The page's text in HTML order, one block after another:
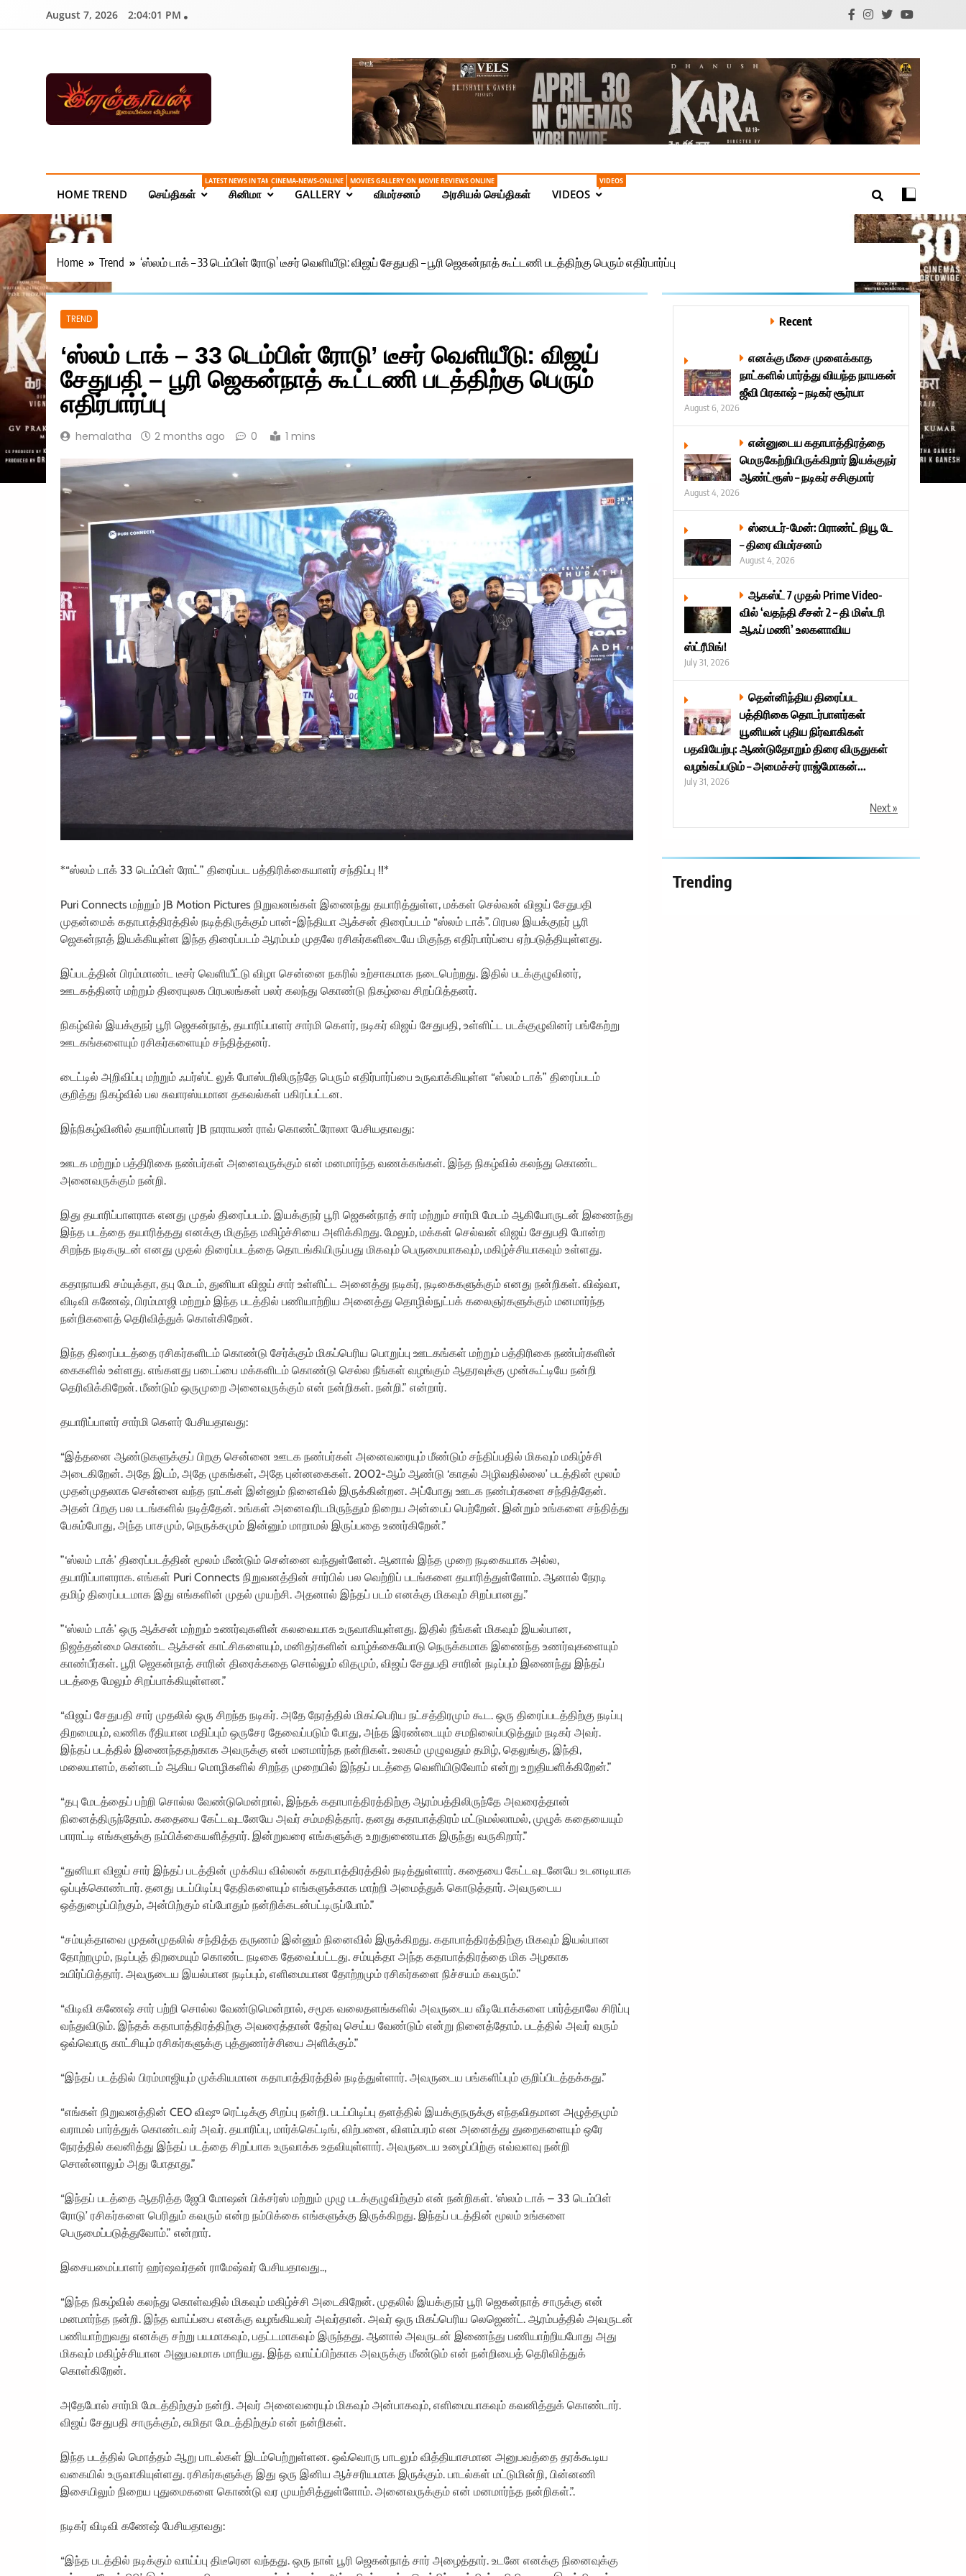
August 7, 2026 2:04:02 PM
Ilanchoorian.com – Tamil News | Health | Tamil Cinema | Technology
| Sports News
HOME TREND செய்திகள்
LATEST NEWS IN TAMIL ONLINE
சினிமா
CINEMA-NEWS-ONLINE
GALLERY
MOVIES GALLERY ONLINE
விமர்சனம்
MOVIE REVIEWS ONLINE
அரசியல் செய்திகள் VIDEOS
VIDEOS
Home Trend ‘ஸ்லம் டாக் – 33 டெம்பிள் ரோடு’ டீசர் வெளியீடு: விஜய் சேதுபதி – பூரி ஜெகன்நாத் கூட்டணி படத்திற்கு பெரும் எதிர்பார்ப்பு
TREND
‘ஸ்லம் டாக் – 33 டெம்பிள் ரோடு’ டீசர் வெளியீடு: விஜய்
சேதுபதி – பூரி ஜெகன்நாத் கூட்டணி படத்திற்கு பெரும்
எதிர்பார்ப்பு
hemalatha 2 months ago 0 1 mins
*“ஸ்லம் டாக் 33 டெம்பிள் ரோட்” திரைப்பட பத்திரிக்கையாளர் சந்திப்பு !!*
Puri Connects மற்றும் JB Motion Pictures நிறுவனங்கள் இணைந்து தயாரித்துள்ள, மக்கள் செல்வன் விஜய் சேதுபதி
முதன்மைக் கதாபாத்திரத்தில் நடித்திருக்கும் பான்-இந்தியா ஆக்சன் திரைப்படம் “ஸ்லம் டாக்”. பிரபல இயக்குநர் பூரி
ஜெகன்நாத் இயக்கியுள்ள இந்த திரைப்படம் ஆரம்பம் முதலே ரசிகர்களிடையே மிகுந்த எதிர்பார்ப்பை ஏற்படுத்தியுள்ளது.
இப்படத்தின் பிரம்மாண்ட டீசர் வெளியீட்டு விழா சென்னை நகரில் உற்சாகமாக நடைபெற்றது. இதில் படக்குழுவினர்,
ஊடகத்தினர் மற்றும் திரையுலக பிரபலங்கள் பலர் கலந்து கொண்டு நிகழ்வை சிறப்பித்தனர்.
நிகழ்வில் இயக்குநர் பூரி ஜெகன்நாத், தயாரிப்பாளர் சார்மி கௌர், நடிகர் விஜய் சேதுபதி, உள்ளிட்ட படக்குழுவினர் பங்கேற்று
ஊடகங்களையும் ரசிகர்களையும் சந்தித்தனர்.
டைட்டில் அறிவிப்பு மற்றும் ஃபர்ஸ்ட் லுக் போஸ்டரிலிருந்தே பெரும் எதிர்பார்ப்பை உருவாக்கியுள்ள “ஸ்லம் டாக்” திரைப்படம்
குறித்து நிகழ்வில் பல சுவாரஸ்யமான தகவல்கள் பகிரப்பட்டன.
இந்நிகழ்வினில் தயாரிப்பாளர் JB நாராயண் ராவ் கொண்ட்ரோலா பேசியதாவது:
ஊடக மற்றும் பத்திரிகை நண்பர்கள் அனைவருக்கும் என் மனமார்ந்த வணக்கங்கள். இந்த நிகழ்வில் கலந்து கொண்ட
அனைவருக்கும் நன்றி.
இது தயாரிப்பாளராக எனது முதல் திரைப்படம். இயக்குநர் பூரி ஜெகன்நாத் சார் மற்றும் சார்மி மேடம் ஆகியோருடன் இணைந்து
இந்த படத்தை தயாரித்தது எனக்கு மிகுந்த மகிழ்ச்சியை அளிக்கிறது. மேலும், மக்கள் செல்வன் விஜய் சேதுபதி போன்ற
சிறந்த நடிகருடன் எனது முதல் திரைப்படத்தை தொடங்கியிருப்பது மிகவும் பெருமையாகவும், மகிழ்ச்சியாகவும் உள்ளது.
கதாநாயகி சம்யுக்தா, தபு மேடம், துனியா விஜய் சார் உள்ளிட்ட அனைத்து நடிகர், நடிகைகளுக்கும் எனது நன்றிகள். விஷ்வா,
விடிவி கணேஷ், பிரம்மாஜி மற்றும் இந்த படத்தில் பணியாற்றிய அனைத்து தொழில்நுட்பக் கலைஞர்களுக்கும் மனமார்ந்த
நன்றிகளைத் தெரிவித்துக் கொள்கிறேன்.
இந்த திரைப்படத்தை ரசிகர்களிடம் கொண்டு சேர்க்கும் மிகப்பெரிய பொறுப்பு ஊடகங்கள் மற்றும் பத்திரிகை நண்பர்களின்
கைகளில் உள்ளது. எங்களது படைப்பை மக்களிடம் கொண்டு செல்ல நீங்கள் வழங்கும் ஆதரவுக்கு முன்கூட்டியே நன்றி
தெரிவிக்கிறேன். மீண்டும் ஒருமுறை அனைவருக்கும் என் நன்றிகள். நன்றி.” என்றார்.
தயாரிப்பாளர் சார்மி கௌர் பேசியதாவது:
“இத்தனை ஆண்டுகளுக்குப் பிறகு சென்னை ஊடக நண்பர்கள் அனைவரையும் மீண்டும் சந்திப்பதில் மிகவும் மகிழ்ச்சி
அடைகிறேன். அதே இடம், அதே முகங்கள், அதே புன்னகைகள். 2002-ஆம் ஆண்டு ‘காதல் அழிவதில்லை’ படத்தின் மூலம்
முதன்முதலாக சென்னை வந்த நாட்கள் இன்னும் நினைவில் இருக்கின்றன. அப்போது ஊடக நண்பர்களை சந்தித்தேன்.
அதன் பிறகு பல படங்களில் நடித்தேன். உங்கள் அனைவரிடமிருந்தும் நிறைய அன்பைப் பெற்றேன். இன்றும் உங்களை சந்தித்து
பேசும்போது, அந்த பாசமும், நெருக்கமும் இன்னும் மாறாமல் இருப்பதை உணர்கிறேன்.”
”‘ஸ்லம் டாக்’ திரைப்படத்தின் மூலம் மீண்டும் சென்னை வந்துள்ளேன். ஆனால் இந்த முறை நடிகையாக அல்ல,
தயாரிப்பாளராக. எங்கள் Puri Connects நிறுவனத்தின் சார்பில் பல வெற்றிப் படங்களை தயாரித்துள்ளோம். ஆனால் நேரடி
தமிழ் திரைப்படமாக இது எங்களின் முதல் முயற்சி. அதனால் இந்தப் படம் எனக்கு மிகவும் சிறப்பானது.”
”‘ஸ்லம் டாக்’ ஒரு ஆக்சன் மற்றும் உணர்வுகளின் கலவையாக உருவாகியுள்ளது. இதில் நீங்கள் மிகவும் இயல்பான,
நிஜத்தன்மை கொண்ட ஆக்சன் காட்சிகளையும், மனிதர்களின் வாழ்க்கையோடு நெருக்கமாக இணைந்த உணர்வுகளையும்
காண்பீர்கள். பூரி ஜெகன்நாத் சாரின் திரைக்கதை சொல்லும் விதமும், விஜய் சேதுபதி சாரின் நடிப்பும் இணைந்து இந்தப்
படத்தை மேலும் சிறப்பாக்கியுள்ளன.”
“விஜய் சேதுபதி சார் முதலில் ஒரு சிறந்த நடிகர். அதே நேரத்தில் மிகப்பெரிய நட்சத்திரமும் கூட. ஒரு திரைப்படத்திற்கு நடிப்பு
திறமையும், வணிக ரீதியான மதிப்பும் ஒருசேர தேவைப்படும் போது, அந்த இரண்டையும் சமநிலைப்படுத்தும் நடிகர் அவர்.
இந்தப் படத்தில் இணைந்ததற்காக அவருக்கு என் மனமார்ந்த நன்றிகள். உலகம் முழுவதும் தமிழ், தெலுங்கு, இந்தி,
மலையாளம், கன்னடம் ஆகிய மொழிகளில் சிறந்த முறையில் இந்தப் படத்தை வெளியிடுவோம் என்று உறுதியளிக்கிறேன்.”
“தபு மேடத்தைப் பற்றி சொல்ல வேண்டுமென்றால், இந்தக் கதாபாத்திரத்திற்கு ஆரம்பத்திலிருந்தே அவரைத்தான்
நினைத்திருந்தோம். கதையை கேட்டவுடனேயே அவர் சம்மதித்தார். தனது கதாபாத்திரம் மட்டுமல்லாமல், முழுக் கதையையும்
பாராட்டி எங்களுக்கு நம்பிக்கையளித்தார். இன்றுவரை எங்களுக்கு உறுதுணையாக இருந்து வருகிறார்.”
“துனியா விஜய் சார் இந்தப் படத்தின் முக்கிய வில்லன் கதாபாத்திரத்தில் நடித்துள்ளார். கதையை கேட்டவுடனேயே உடனடியாக
ஒப்புக்கொண்டார். தனது படப்பிடிப்பு தேதிகளையும் எங்களுக்காக மாற்றி அமைத்துக் கொடுத்தார். அவருடைய
ஒத்துழைப்பிற்கும், அன்பிற்கும் எப்போதும் நன்றிக்கடன்பட்டிருப்போம்.”
“சம்யுக்தாவை முதன்முதலில் சந்தித்த தருணம் இன்னும் நினைவில் இருக்கிறது. கதாபாத்திரத்திற்கு மிகவும் இயல்பான
தோற்றமும், நடிப்புத் திறமையும் கொண்ட நடிகை தேவைப்பட்டது. சம்யுக்தா அந்த கதாபாத்திரத்தை மிக அழகாக
உயிர்ப்பித்தார். அவருடைய இயல்பான நடிப்பும், எளிமையான தோற்றமும் ரசிகர்களை நிச்சயம் கவரும்.”
“விடிவி கணேஷ் சார் பற்றி சொல்ல வேண்டுமென்றால், சமூக வலைதளங்களில் அவருடைய வீடியோக்களை பார்த்தாலே சிரிப்பு
வந்துவிடும். இந்தக் கதாபாத்திரத்திற்கு அவரைத்தான் தேர்வு செய்ய வேண்டும் என்று நினைத்தோம். படத்தில் அவர் வரும்
ஒவ்வொரு காட்சியும் ரசிகர்களுக்கு புத்துணர்ச்சியை அளிக்கும்.”
“இந்தப் படத்தில் பிரம்மாஜியும் முக்கியமான கதாபாத்திரத்தில் நடித்துள்ளார். அவருடைய பங்களிப்பும் குறிப்பிடத்தக்கது.”
“எங்கள் நிறுவனத்தின் CEO விஷு ரெட்டிக்கு சிறப்பு நன்றி. படப்பிடிப்பு தளத்தில் இயக்குநருக்கு எந்தவிதமான அழுத்தமும்
வராமல் பார்த்துக் கொண்டவர் அவர். தயாரிப்பு, மார்க்கெட்டிங், விற்பனை, விளம்பரம் என அனைத்து துறைகளையும் ஒரே
நேரத்தில் கவனித்து இந்தப் படத்தை சிறப்பாக உருவாக்க உதவியுள்ளார். அவருடைய உழைப்பிற்கு எவ்வளவு நன்றி
சொன்னாலும் அது போதாது.”
“இந்தப் படத்தை ஆதரித்த ஜேபி மோஷன் பிக்சர்ஸ் மற்றும் முழு படக்குழுவிற்கும் என் நன்றிகள். ‘ஸ்லம் டாக் – 33 டெம்பிள்
ரோடு’ ரசிகர்களை பெரிதும் கவரும் என்ற நம்பிக்கை எங்களுக்கு இருக்கிறது. இந்தப் படத்தின் மூலம் உங்களை
பெருமைப்படுத்துவோம்.” என்றார்.
இசையமைப்பாளர் ஹர்ஷவர்தன் ராமேஷ்வர் பேசியதாவது..,
“இந்த நிகழ்வில் கலந்து கொள்வதில் மிகவும் மகிழ்ச்சி அடைகிறேன். முதலில் இயக்குநர் பூரி ஜெகன்நாத் சாருக்கு என்
மனமார்ந்த நன்றி. இந்த வாய்ப்பை எனக்கு வழங்கியவர் அவர்தான். அவர் ஒரு மிகப்பெரிய லெஜெண்ட். ஆரம்பத்தில் அவருடன்
பணியாற்றுவது எனக்கு சற்று பயமாகவும், பதட்டமாகவும் இருந்தது. ஆனால் அவருடன் இணைந்து பணியாற்றியபோது அது
மிகவும் மகிழ்ச்சியான அனுபவமாக மாறியது. இந்த வாய்ப்பிற்காக அவருக்கு மீண்டும் என் நன்றியைத் தெரிவித்துக்
கொள்கிறேன்.
அதேபோல் சார்மி மேடத்திற்கும் நன்றி. அவர் அனைவரையும் மிகவும் அன்பாகவும், எளிமையாகவும் கவனித்துக் கொண்டார்.
விஜய் சேதுபதி சாருக்கும், சுமிதா மேடத்திற்கும் என் நன்றிகள்.
இந்த படத்தில் மொத்தம் ஆறு பாடல்கள் இடம்பெற்றுள்ளன. ஒவ்வொரு பாடலும் வித்தியாசமான அனுபவத்தை தரக்கூடிய
வகையில் உருவாகியுள்ளது. ரசிகர்களுக்கு இது ஒரு இனிய ஆச்சரியமாக இருக்கும். பாடல்கள் மட்டுமின்றி, பின்னணி
இசையிலும் நிறைய புதுமைகளை கொண்டு வர முயற்சித்துள்ளோம். அனைவருக்கும் என் மனமார்ந்த நன்றிகள்.”.
நடிகர் விடிவி கணேஷ் பேசியதாவது:
“இந்த படத்தில் நடிக்கும் வாய்ப்பு திடீரென வந்தது. ஒரு நாள் பூரி ஜெகன்நாத் சார் அழைத்தார். உடனே எனக்கு நினைவுக்கு
Recent
எனக்கு மீசை முளைக்காத
நாட்களில் பார்த்து வியந்த நாயகன்
ஜீவி பிரகாஷ் – நடிகர் சூர்யா
August 6, 2026
என்னுடைய கதாபாத்திரத்தை
மெருகேற்றியிருக்கிறார் இயக்குநர்
ஆண்ட்ரூஸ் – நடிகர் சசிகுமார்
August 4, 2026
ஸ்பைடர்-மேன்: பிராண்ட் நியூ டே
– திரை விமர்சனம்
August 4, 2026
ஆகஸ்ட் 7 முதல் Prime Video-
வில் ‘வதந்தி சீசன் 2 – தி மிஸ்டரி
ஆஃப் மணி’ உலகளாவிய
ஸ்ட்ரீமிங்!
July 31, 2026
தென்னிந்திய திரைப்பட
பத்திரிகை தொடர்பாளர்கள்
யூனியன் புதிய நிர்வாகிகள்
பதவியேற்பு: ஆண்டுதோறும் திரை விருதுகள்
வழங்கப்படும் – அமைச்சர் ராஜ்மோகன்...
July 31, 2026
Next »
Trending